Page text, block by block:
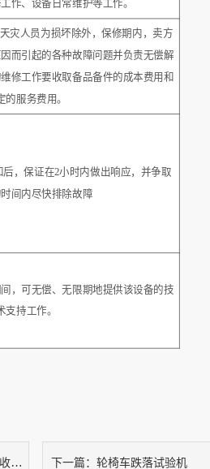
作、设备日常维护等工作。
灾人员为损坏除外，保修期内，卖方
而引起的各种故障问题并负责无偿解
修工作要收取备品备件的成本费用和
的服务费用。
，保证在2小时内做出响应，并争取
间内尽快排除故障
，可无偿、无限期地提供该设备的技
支持工作。
仪 下一篇： 轮椅车跌落试验机